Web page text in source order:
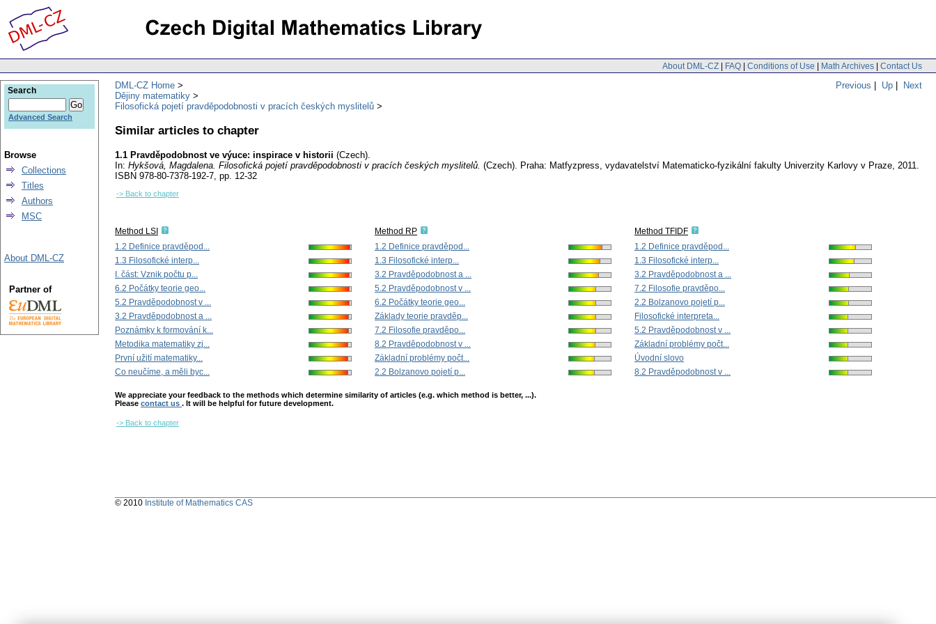
About DML-CZ | FAQ | Conditions of Use | Math Archives | Contact Us
Previous | Up | Next
DML-CZ Home
Dějiny matematiky
Filosofická pojetí pravděpodobnosti v pracích českých myslitelů
Similar articles to chapter
1.1 Pravděpodobnost ve výuce: inspirace v historii (Czech).
In: Hykšová, Magdalena. Filosofická pojetí pravděpodobnosti v pracích českých myslitelů. (Czech). Praha: Matfyzpress, vydavatelství Matematicko-fyzikální fakulty Univerzity Karlovy v Praze, 2011.
ISBN 978-80-7378-192-7, pp. 12-32
-> Back to chapter
Method LSI
1.2 Definice pravděpod...
1.3 Filosofické interp...
I. část: Vznik počtu p...
6.2 Počátky teorie geo...
5.2 Pravděpodobnost v ...
3.2 Pravděpodobnost a ...
Poznámky k formování k...
Metodika matematiky zj...
První užití matematiky...
Co neučíme, a měli byc...
Method RP
1.2 Definice pravděpod...
1.3 Filosofické interp...
3.2 Pravděpodobnost a ...
5.2 Pravděpodobnost v ...
6.2 Počátky teorie geo...
Základy teorie pravděp...
7.2 Filosofie pravděpo...
8.2 Pravděpodobnost v ...
Základní problémy počt...
2.2 Bolzanovo pojetí p...
Method TFIDF
1.2 Definice pravděpod...
1.3 Filosofické interp...
3.2 Pravděpodobnost a ...
7.2 Filosofie pravděpo...
2.2 Bolzanovo pojetí p...
Filosofické interpreta...
5.2 Pravděpodobnost v ...
Základní problémy počt...
Úvodní slovo
8.2 Pravděpodobnost v ...
We appreciate your feedback to the methods which determine similarity of articles (e.g. which method is better, ...).
Please contact us . It will be helpful for future development.
-> Back to chapter
Search
Advanced Search
Browse
Collections
Titles
Authors
MSC
About DML-CZ
Partner of
© 2010 Institute of Mathematics CAS